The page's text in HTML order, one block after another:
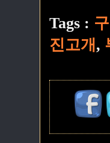
Tags : 구
진고개 ,